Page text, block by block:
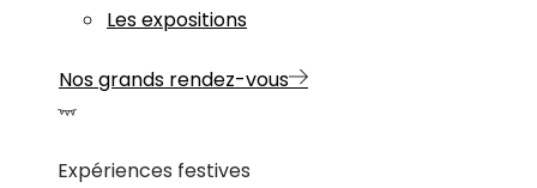
Les expositions
Nos grands rendez-vous
Expériences festives